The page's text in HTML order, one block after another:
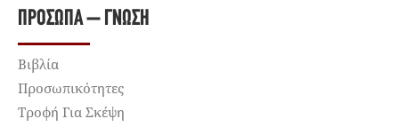
ΠΡΌΣΩΠΑ – ΓΝΏΣΗ
Βιβλία
Προσωπικότητες
Τροφή Για Σκέψη